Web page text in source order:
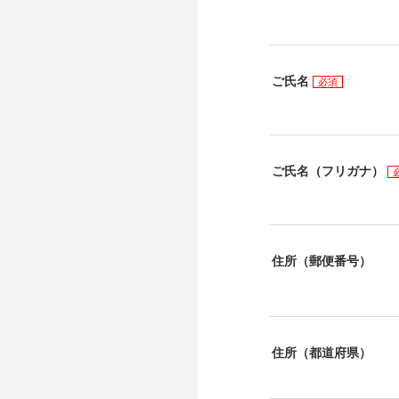
ご氏名 必須
ご氏名（フリガナ）
住所（郵便番号）
住所（都道府県）